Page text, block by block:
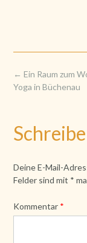
Post
navigation
← Ein Raum zum
Yoga in Büchenau
Deine E-Mail-
Felder sind mit *
Kommentar *